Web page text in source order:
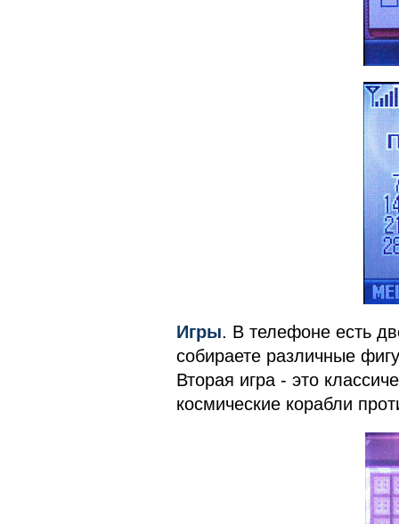
Игры. В телефоне есть
собираете различные
Вторая игра - это
космические корабли